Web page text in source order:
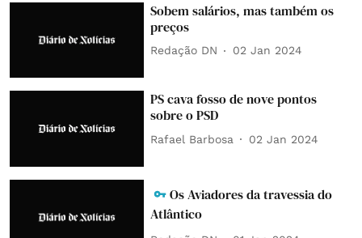
Sobem salários, mas também os
preços
Redação DN 02 Jan 2024
PS cava fosso de nove pontos
sobre o PSD
Rafael Barbosa 02 Jan 2024
Os Aviadores da travessia do
Atlântico